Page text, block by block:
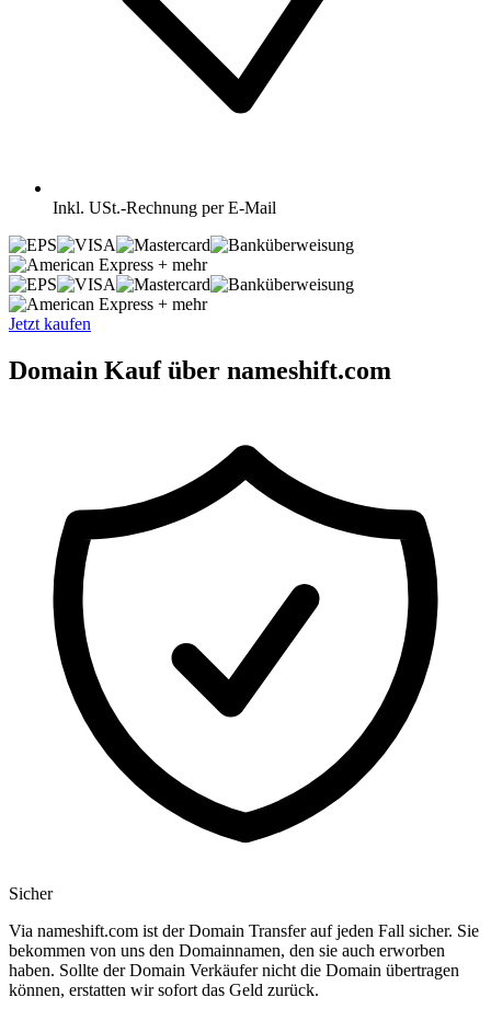
Inkl. USt.-Rechnung per E-Mail
+ mehr
+ mehr
Jetzt kaufen
Domain Kauf über nameshift.com
Sicher
Via nameshift.com ist der Domain Transfer auf jeden Fall sicher. Sie
bekommen von uns den Domainnamen, den sie auch erworben
haben. Sollte der Domain Verkäufer nicht die Domain übertragen
können, erstatten wir sofort das Geld zurück.